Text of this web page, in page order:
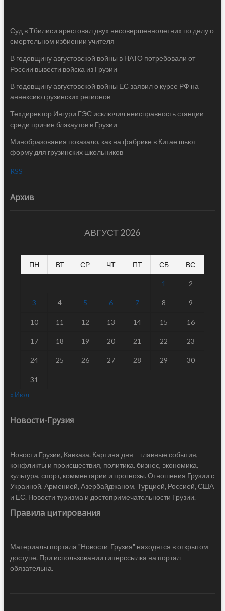
Суд в Тбилиси арестовал двух несовершеннолетних по делу о
смертельном избиении учителя
В годовщину августовской войны в НАТО потребовали от
России вывести войска из Грузии
В годовщину августовской войны ЕС заявил о курсе РФ на
аннексию грузинских регионов
Техдиректор Ингури ГЭС исключил неисправность станции
среди причин блэкаутов в Грузии
Минобразования показало, как на фабрике в Китае шьют
форму для грузинских школьников
RSS
Архив
АВГУСТ 2026
ПН ВТ СР ЧТ ПТ СБ ВС
1 2
3 4 5 6 7 8 9
10 11 12 13 14 15 16
17 18 19 20 21 22 23
24 25 26 27 28 29 30
31
« Июл
Новости-Грузия
Новости Грузии, Кавказа. Картина дня – главные события,
конфликты и происшествия, политика, бизнес, экономика,
культура, спорт, комментарии и прогнозы. Отношения Грузии с
Украиной, Арменией, Азербайджаном, Турцией, Россией, США
и ЕС. Новости туризма и достопримечательности Грузии.
Правила цитирования
Материалы портала "Новости-Грузия" находятся в открытом
доступе. При использовании гиперссылка на портал
обязательна.